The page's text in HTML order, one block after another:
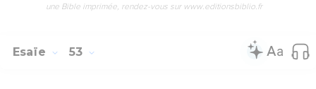
une Bible imprimée, rendez-vous sur www.editionsbiblio.fr
Esaïe 53